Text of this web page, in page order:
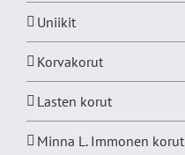
Uniikit
Korvakorut
Lasten korut
Minna L. Immonen korut